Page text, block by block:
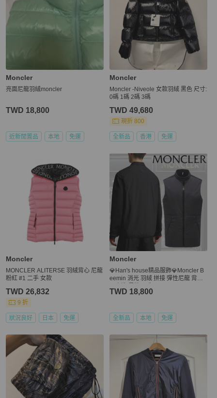
Moncler
亮面尼龍羽絨moncler
TWD 18,800
近新閒置品 本地 免運
Moncler
Moncler -Niveole 女款羽絨 黑色 尺寸:
0碼 1碼 2碼 3碼
TWD 49,680
現折 800
全新品 香港 免運
Moncler
MONCLER ALITERSE 羽絨背心 尼龍
粉紅 #1 二手 女款
TWD 26,832
9 折
狀況良好 日本 免運
Moncler
💎Han's house精品服飾💎Moncler B
eemin 消光 羽絨 拼接 彈性尼龍 背心
TWD 18,800
全新品 本地 免運